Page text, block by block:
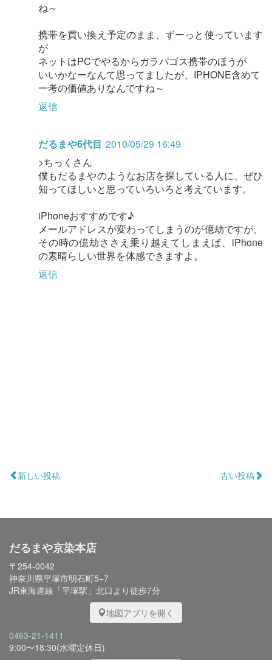
ね～
携帯を買い換え予定のまま、ずーっと使っています
が
ネットはPCでやるからガラパゴス携帯のほうが
いいかなーなんて思ってましたが、IPHONE含めて
一考の価値ありなんですね～
返信
だるまや6代目 2010/05/29 16:49
>ちっくさん
僕もだるまやのようなお店を探している人に、ぜひ
知ってほしいと思っていろいろと考えています。
iPhoneおすすめです♪
メールアドレスが変わってしまうのが億劫ですが、
その時の億劫ささえ乗り越えてしまえば、iPhone
の素晴らしい世界を体感できますよ。
返信
新しい投稿 古い投稿
だるまや京染本店
〒254-0042
神奈川県平塚市明石町5−7
JR東海道線「平塚駅」北口より徒歩7分
地図アプリを開く
0463-21-1411
9:00〜18:30(水曜定休日)